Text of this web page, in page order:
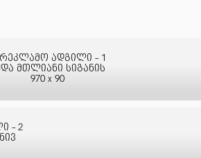
ადგილი - 1
მთლიანი სიგანის
970 x 90
- 2